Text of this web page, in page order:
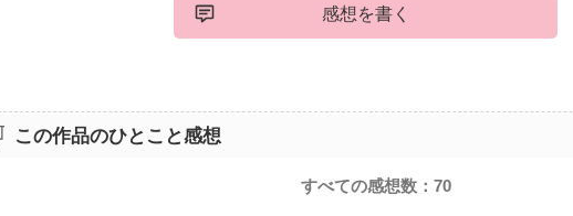
感想を書く
この作品のひとこと感想
すべての感想数：70